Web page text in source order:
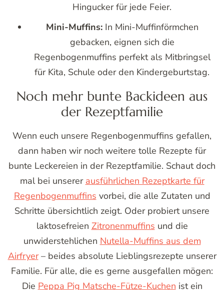
Hingucker für jede Feier.
Mini-Muffins:In Mini-Muffinförmchen
gebacken, eignen sich die
Regenbogenmuffins perfekt als Mitbringsel
für Kita, Schule oder den Kindergeburtstag.
Noch mehr bunte Backideen aus
der Rezeptfamilie
Wenn euch unsere Regenbogenmuffins gefallen,
dann haben wir noch weitere tolle Rezepte für
bunte Leckereien in der Rezeptfamilie. Schaut doch
mal bei unserer ausführlichen Rezeptkarte für
Regenbogenmuffins vorbei, die alle Zutaten und
Schritte übersichtlich zeigt. Oder probiert unsere
laktosefreien Zitronenmuffins und die
unwiderstehlichen Nutella-Muffins aus dem
Airfryer– beides absolute Lieblingsrezepte unserer
Familie. Für alle, die es gerne ausgefallen mögen:
Die Peppa Pig Matsche-Fütze-Kuchen ist ein